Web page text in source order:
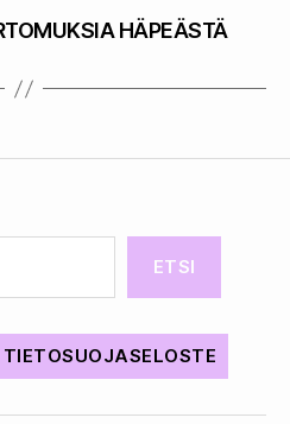
HÄPEÄSTÄ
ETSI
TIETOSUOJASELOSTE